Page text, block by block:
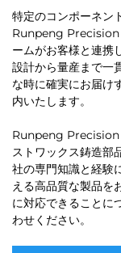
特定のコンポーネン
Runpeng Precision
ームがお客様と連携
設計から量産まで一
な時に確実にお届け
内いたします。
Runpeng Precision
ストワックス鋳造部
社の専門知識と経験
える高品質な製品を
に対応できることに
わせください。